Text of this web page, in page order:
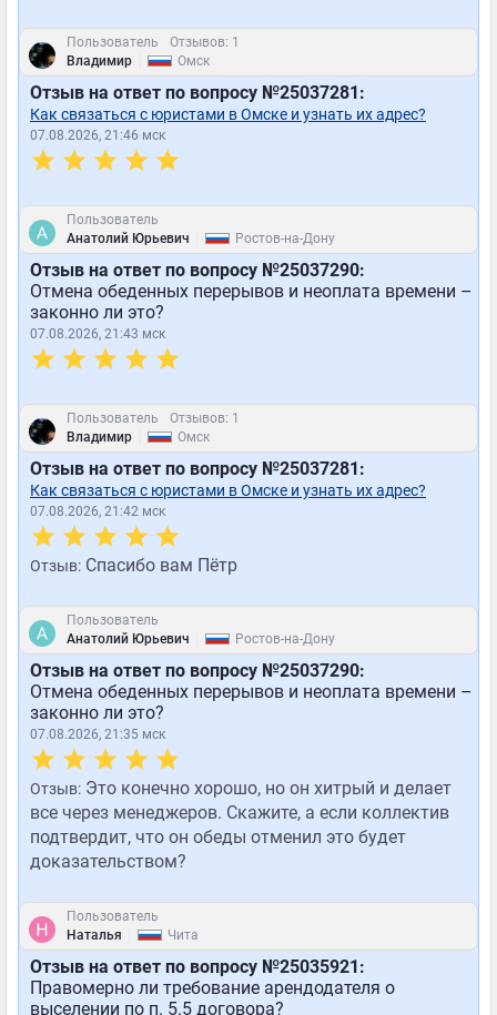
Пользователь
Отзывов: 1
Владимир
Омск
Отзыв на ответ по вопросу №25037281:
Как связаться с юристами в Омске и узнать их адрес?
07.08.2026, 21:46 мск
Пользователь
Анатолий Юрьевич
Ростов-на-Дону
Отзыв на ответ по вопросу №25037290:
Отмена обеденных перерывов и неоплата времени –
законно ли это?
07.08.2026, 21:43 мск
Пользователь
Отзывов: 1
Владимир
Омск
Отзыв на ответ по вопросу №25037281:
Как связаться с юристами в Омске и узнать их адрес?
07.08.2026, 21:42 мск
Отзыв: Спасибо вам Пётр
Пользователь
Анатолий Юрьевич
Ростов-на-Дону
Отзыв на ответ по вопросу №25037290:
Отмена обеденных перерывов и неоплата времени –
законно ли это?
07.08.2026, 21:35 мск
Отзыв: Это конечно хорошо, но он хитрый и делает
все через менеджеров. Скажите, а если коллектив
подтвердит, что он обеды отменил это будет
доказательством?
Пользователь
Наталья
Чита
Отзыв на ответ по вопросу №25035921:
Правомерно ли требование арендодателя о
выселении по п. 5.5 договора?